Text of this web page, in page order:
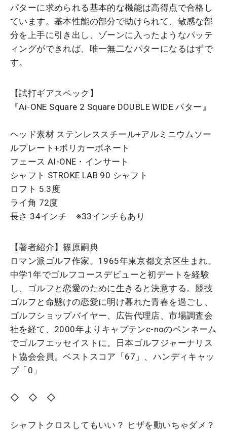
パターに求められる基本的な機能は高得点で合格し
ています。基本性能の部分で助けられて、敏感な部
分を上手に引き出し、ゾーンに入ったようなパッテ
ィングができれば、唯一無二なパターになるはずで
す。
【試打ギアスペック】
『Ai-ONE Square 2 Square DOUBLE WIDE パター』
ヘッド素材 ステンレススチール+アルミニウムソー
ルプレート+ポリカーボネート
フェース AI-ONE・インサート
シャフト STROKE LAB 90 シャフト
ロフト 5.3度
ライ角 72度
長さ 34インチ ※33インチもあり
【著者紹介】篠原嗣典
ロマン派ゴルフ作家。1965年東京都文京区生まれ。
中学1年でゴルフコースデビューと初デートを経験
し、ゴルフと恋愛のために生きると決意する。競技
ゴルフと命懸けの恋愛に明け暮れた青春を過ごし、
ゴルフショップバイヤー、広告代理店、市場調査会
社を経て、2000年よりキャプテンc-noのペンネーム
でゴルフエッセイストに。日本ゴルフジャーナリス
ト協会会員。ベストスコア「67」、ハンディキャッ
プ「0」
◇ ◇ ◇
シャフトクロスしてもいい？ ヒザを動いちゃダメ？